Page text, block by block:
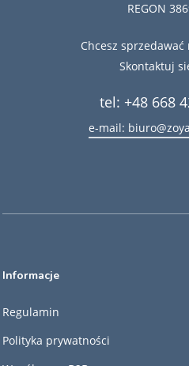
REGON
Chcesz
Skontaktuj
tel: +48 668
e-mail:
Informacje
Regulamin
Polityka prywatności